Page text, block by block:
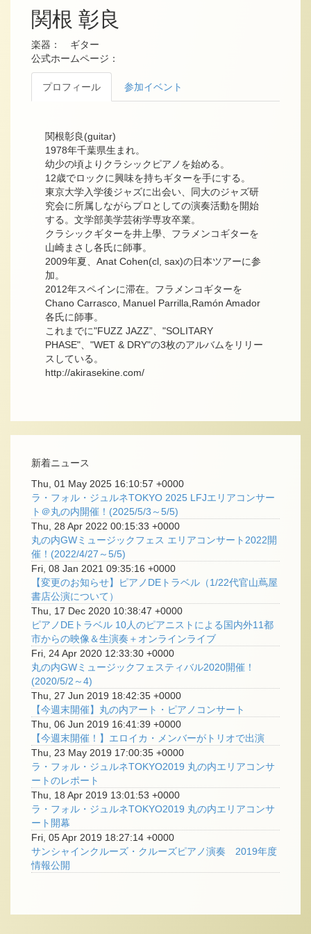
関根 彰良
楽器： ギター
公式ホームページ：
プロフィール 参加イベント
関根彰良(guitar)
1978年千葉県生まれ。
幼少の頃よりクラシックピアノを始める。
12歳でロックに興味を持ちギターを手にする。
東京大学入学後ジャズに出会い、同大のジャズ研
究会に所属しながらプロとしての演奏活動を開始
する。文学部美学芸術学専攻卒業。
クラシックギターを井上學、フラメンコギターを
山崎まさし各氏に師事。
2009年夏、Anat Cohen(cl, sax)の日本ツアーに参
加。
2012年スペインに滞在。フラメンコギターを
Chano Carrasco, Manuel Parrilla,Ramón Amador
各氏に師事。
これまでに"FUZZ JAZZ”、"SOLITARY
PHASE"、"WET & DRY"の3枚のアルバムをリリー
スしている。
http://akirasekine.com/
新着ニュース
Thu, 01 May 2025 16:10:57 +0000
ラ・フォル・ジュルネTOKYO 2025 LFJエリアコンサー
ト＠丸の内開催！(2025/5/3～5/5)
Thu, 28 Apr 2022 00:15:33 +0000
丸の内GWミュージックフェス エリアコンサート2022開
催！(2022/4/27～5/5)
Fri, 08 Jan 2021 09:35:16 +0000
【変更のお知らせ】ピアノDEトラベル（1/22代官山蔦屋
書店公演について）
Thu, 17 Dec 2020 10:38:47 +0000
ピアノDEトラベル 10人のピアニストによる国内外11都
市からの映像＆生演奏＋オンラインライブ
Fri, 24 Apr 2020 12:33:30 +0000
丸の内GWミュージックフェスティバル2020開催！
(2020/5/2～4)
Thu, 27 Jun 2019 18:42:35 +0000
【今週末開催】丸の内アート・ピアノコンサート
Thu, 06 Jun 2019 16:41:39 +0000
【今週末開催！】エロイカ・メンバーがトリオで出演
Thu, 23 May 2019 17:00:35 +0000
ラ・フォル・ジュルネTOKYO2019 丸の内エリアコンサ
ートのレポート
Thu, 18 Apr 2019 13:01:53 +0000
ラ・フォル・ジュルネTOKYO2019 丸の内エリアコンサ
ート開幕
Fri, 05 Apr 2019 18:27:14 +0000
サンシャインクルーズ・クルーズピアノ演奏 2019年度
情報公開